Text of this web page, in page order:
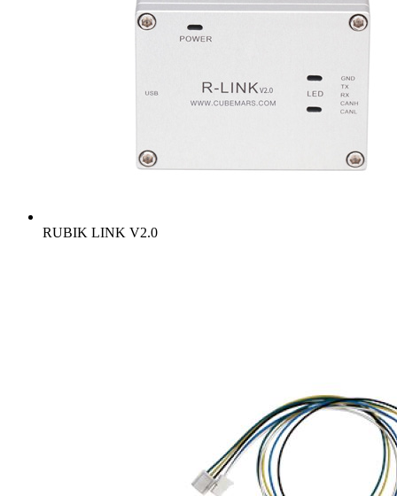
RUBIK LINK V2.0